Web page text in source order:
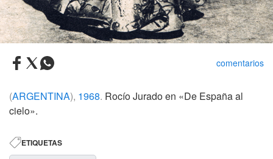
comentarios
(ARGENTINA), 1968. Rocío Jurado en «De España al
cielo».
ETIQUETAS